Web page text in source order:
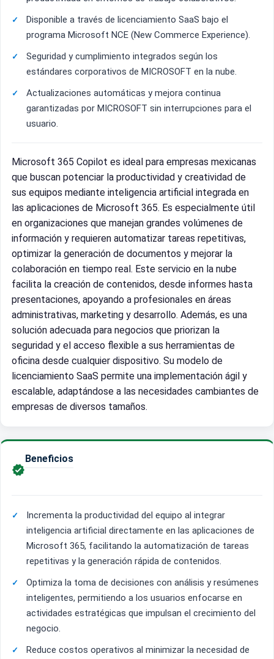
Disponible a través de licenciamiento SaaS bajo el
programa Microsoft NCE (New Commerce Experience).
Seguridad y cumplimiento integrados según los
estándares corporativos de MICROSOFT en la nube.
Actualizaciones automáticas y mejora continua
garantizadas por MICROSOFT sin interrupciones para el
usuario.
Microsoft 365 Copilot es ideal para empresas mexicanas
que buscan potenciar la productividad y creatividad de
sus equipos mediante inteligencia artificial integrada en
las aplicaciones de Microsoft 365. Es especialmente útil
en organizaciones que manejan grandes volúmenes de
información y requieren automatizar tareas repetitivas,
optimizar la generación de documentos y mejorar la
colaboración en tiempo real. Este servicio en la nube
facilita la creación de contenidos, desde informes hasta
presentaciones, apoyando a profesionales en áreas
administrativas, marketing y desarrollo. Además, es una
solución adecuada para negocios que priorizan la
seguridad y el acceso flexible a sus herramientas de
oficina desde cualquier dispositivo. Su modelo de
licenciamiento SaaS permite una implementación ágil y
escalable, adaptándose a las necesidades cambiantes de
empresas de diversos tamaños.

Beneficios
Incrementa la productividad del equipo al integrar
inteligencia artificial directamente en las aplicaciones de
Microsoft 365, facilitando la automatización de tareas
repetitivas y la generación rápida de contenidos.
Optimiza la toma de decisiones con análisis y resúmenes
inteligentes, permitiendo a los usuarios enfocarse en
actividades estratégicas que impulsan el crecimiento del
negocio.
Reduce costos operativos al minimizar la necesidad de